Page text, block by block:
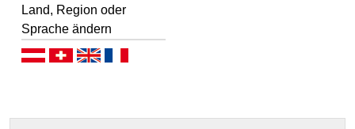
Land, Region oder
Sprache ändern
Deutsch (AT)Deutsch (CH)